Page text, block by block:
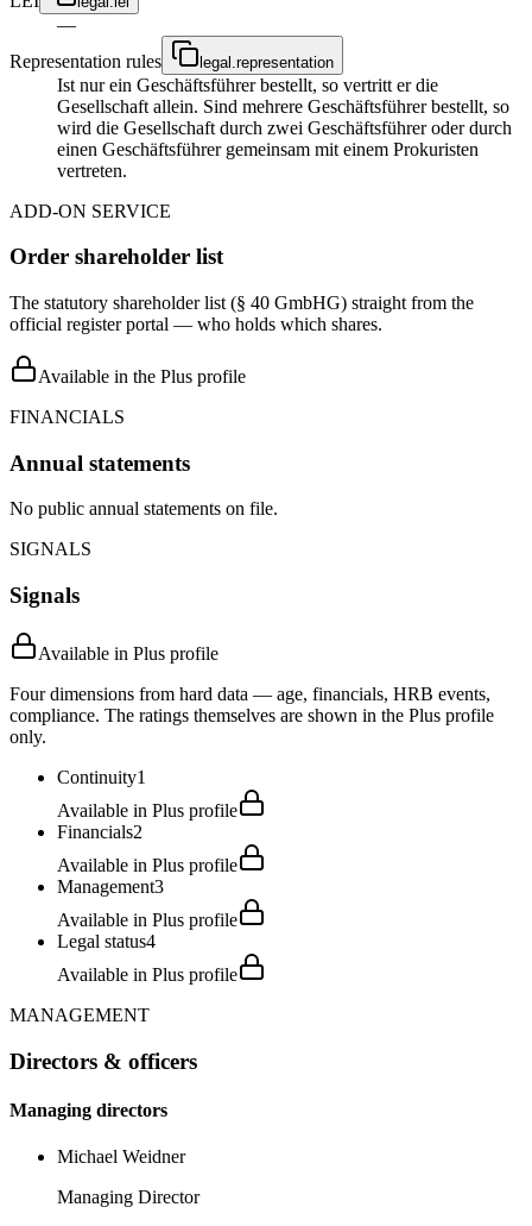
—
Representation rules
legal.representation
Ist nur ein Geschäftsführer bestellt, so vertritt er die
Gesellschaft allein. Sind mehrere Geschäftsführer bestellt, so
wird die Gesellschaft durch zwei Geschäftsführer oder durch
einen Geschäftsführer gemeinsam mit einem Prokuristen
vertreten.
ADD-ON SERVICE
Order shareholder list
The statutory shareholder list (§ 40 GmbHG) straight from the
official register portal — who holds which shares.
Available in the Plus profile
FINANCIALS
Annual statements
No public annual statements on file.
SIGNALS
Signals
Available in Plus profile
Four dimensions from hard data — age, financials, HRB events,
compliance. The ratings themselves are shown in the Plus profile
only.
Continuity1
Available in Plus profile
Financials2
Available in Plus profile
Management3
Available in Plus profile
Legal status4
Available in Plus profile
MANAGEMENT
Directors & officers
Managing directors
Michael Weidner
Managing Director